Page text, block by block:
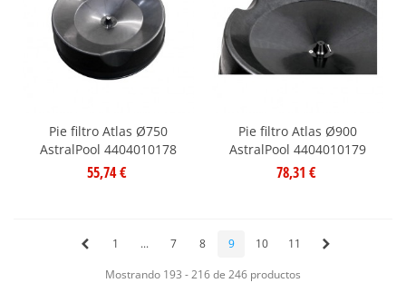
Pie filtro Atlas Ø750
AstralPool 4404010178
55,74 €
Pie filtro Atlas Ø900
AstralPool 4404010179
78,31 €
1 ... 7 8 9 10
11
Mostrando 193 - 216 de 246 productos